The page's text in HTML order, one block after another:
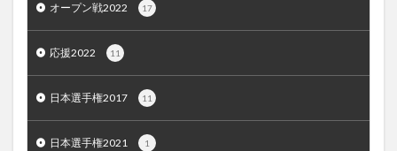
オープン戦2022 17
応援2022 11
日本選手権2017 11
日本選手権2021 1